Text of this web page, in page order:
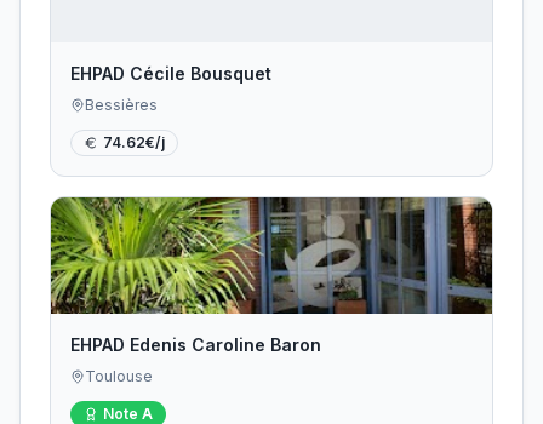
EHPAD Cécile Bousquet
Bessières
74.62€/j
EHPAD Edenis Caroline Baron
Toulouse
Note A